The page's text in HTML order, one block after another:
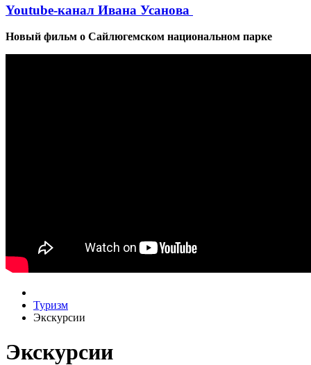
Youtube-канал Ивана Усанова
Новый фильм о Сайлюгемском национальном парке
Туризм
Экскурсии
Экскурсии